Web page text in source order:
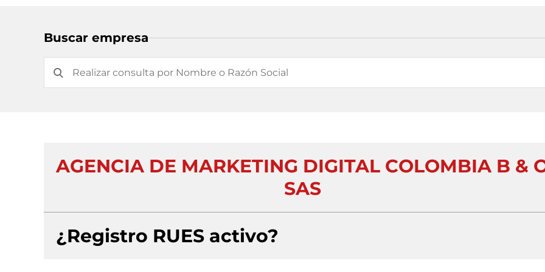
Buscar empresa
AGENCIA DE MARKETING DIGITAL COLOMBIA B &
SAS
¿Registro RUES activo?